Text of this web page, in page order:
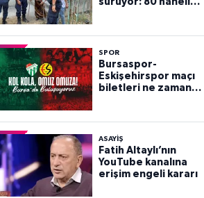
SPOR
Bursaspor-
Eskişehirspor maçı
biletleri ne zaman
ASAYİŞ
Fatih Altaylı’nın
YouTube kanalına
erişim engeli kararı